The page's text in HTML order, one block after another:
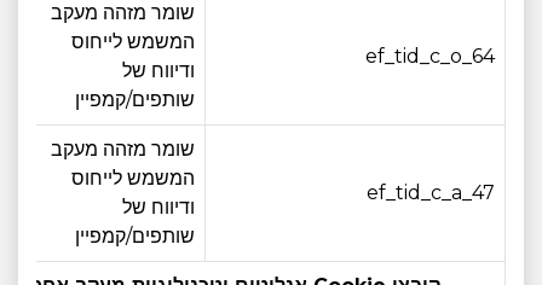
ef_tid_c_o_64
שומר מזהה מעקב
המשמש לייחוס
ודיווח של
שותפים/קמפיין
ef_tid_c_a_47
שומר מזהה מעקב
המשמש לייחוס
ודיווח של
שותפים/קמפיין